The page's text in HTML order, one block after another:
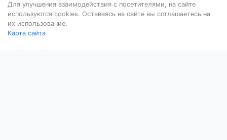
Для улучшения взаимодействия с посетителями, на сайте
используются cookies. Оставаясь на сайте вы соглашаетесь на
их использование.
Карта сайта